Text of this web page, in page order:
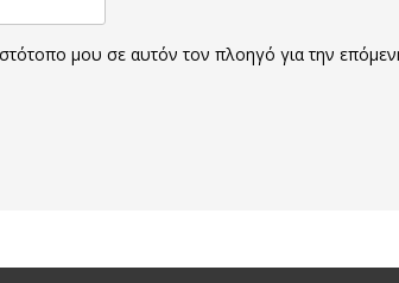
μου σε αυτόν τον πλοηγό για την